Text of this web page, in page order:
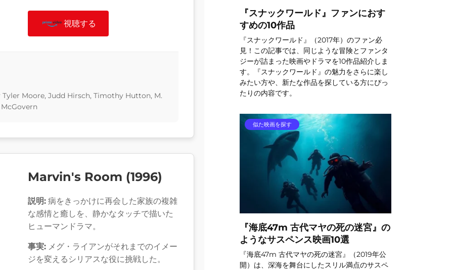
視聴する
Moore, Judd Hirsch, Timothy Hutton, M.
Marvin's Room (1996)
説明: 病をきっかけに再会した家族の複雑
な感情と癒しを、静かなタッチで描いた
ヒューマンドラマ。
事実: メグ・ライアンがそれまでのイメー
ジを変えるシリアスな役に挑戦した。
『スナックワールド』ファンにおす
すめの10作品
『スナックワールド』（2017年）のファン必
見！この記事では、同じような冒険とファンタ
ジーが詰まった映画やドラマを10作品紹介しま
す。『スナックワールド』の魅力をさらに楽し
みたい方や、新たな作品を探している方にぴっ
たりの内容です。
似た映画を探す
『海底47m 古代マヤの死の迷宮』の
ようなサスペンス映画10選
『海底47m 古代マヤの死の迷宮』（2019年公
開）は、深海を舞台にしたスリル満点のサスペ